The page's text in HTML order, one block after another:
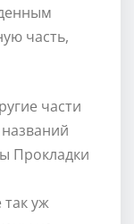
часть,
части
Прокладки
уж